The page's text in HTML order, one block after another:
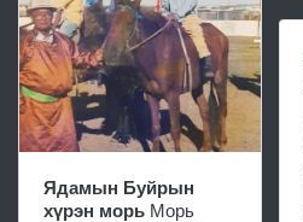
Ядамын Буйрын
хүрэн морь Морь